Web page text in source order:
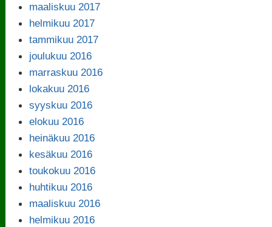
maaliskuu 2017
helmikuu 2017
tammikuu 2017
joulukuu 2016
marraskuu 2016
lokakuu 2016
syyskuu 2016
elokuu 2016
heinäkuu 2016
kesäkuu 2016
toukokuu 2016
huhtikuu 2016
maaliskuu 2016
helmikuu 2016